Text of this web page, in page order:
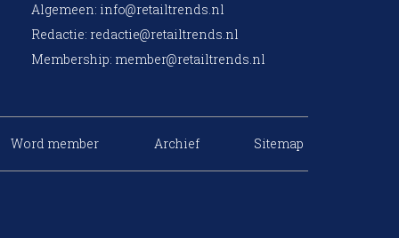
Algemeen: info@retailtrends.nl
Redactie: redactie@retailtrends.nl
Membership: member@retailtrends.nl
Word member Archief Sitemap